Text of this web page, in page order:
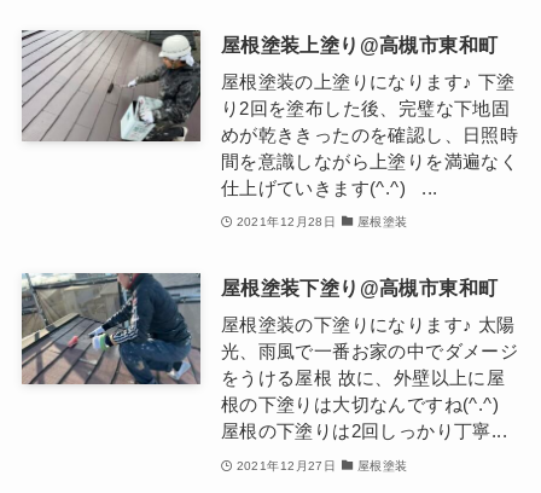
屋根塗装上塗り@高槻市東和町
屋根塗装の上塗りになります♪ 下塗
り2回を塗布した後、完璧な下地固
めが乾ききったのを確認し、日照時
間を意識しながら上塗りを満遍なく
仕上げていきます(^.^) ...
2021年12月28日 屋根塗装
屋根塗装下塗り@高槻市東和町
屋根塗装の下塗りになります♪ 太陽
光、雨風で一番お家の中でダメージ
をうける屋根 故に、外壁以上に屋
根の下塗りは大切なんですね(^.^)
屋根の下塗りは2回しっかり丁寧...
2021年12月27日 屋根塗装